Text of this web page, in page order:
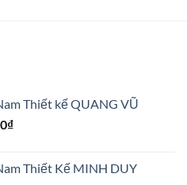
Thiết kế QUANG VŨ
₫Giá
là: Thiết Kế MINH DUY